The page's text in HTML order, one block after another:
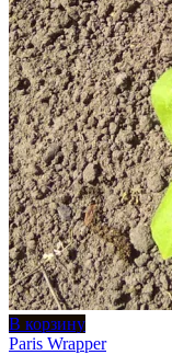
В корзину
Paris Wrapper